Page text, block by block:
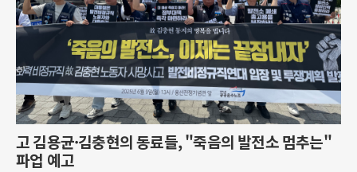
고 김용균·김충현의 동료들, "죽음의 발전소 멈추는"
파업 예고